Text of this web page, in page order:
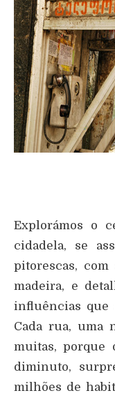
Explorámos o
cidadela, se
pitorescas, com
madeira, e
influências que
Cada rua, uma
muitas, porque
diminuto,
milhões de